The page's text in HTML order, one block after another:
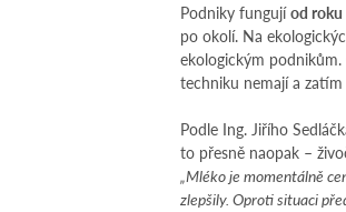
Podniky fungujíod
po okolí. Na
ekologickým podnikům.
techniku nemají a
Podle Ing. Jiřího
to přesně naopak –
„Mléko je momentálně
zlepšily. Oproti situaci